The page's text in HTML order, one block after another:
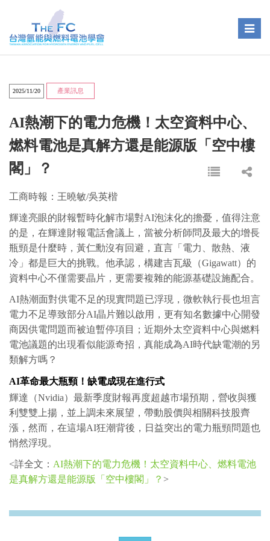
Toggle
2025/11/20 產業訊息
AI熱潮下的電力危機！太空資料中心、
燃料電池是真解方還是能源版「空中樓
閣」？
工商時報： 王曉敏/吳英楷
輝達亮眼的財報暫時化解市場對AI泡沫化的擔憂，值得注意
的是，在輝達財報電話會議上，當被分析師問及最大的增長
瓶頸是什麼時，黃仁勳沒有回避，直言「電力、散熱、液
冷」都是巨大的挑戰。他承認，構建吉瓦級（Gigawatt）的
資料中心不僅需要晶片，更需要複雜的能源基礎設施配合。
AI熱潮面對供電不足的現實問題已浮現，微軟執行長也坦言
電力不足導致部分AI晶片難以啟用，更有知名數據中心開發
商因供電問題而被迫暫停項目；近期外太空資料中心與燃料
電池議題的出現看似能源奇招，真能成為AI時代缺電潮的另
類解方嗎？
AI革命最大瓶頸！缺電成現在進行式
輝達（Nvidia）最新季度財報再度超越市場預期，營收與獲
利雙雙上揚，並上調未來展望，帶動股價與相關科技股齊
漲，然而，在這場AI狂潮背後，日益突出的電力瓶頸問題也
悄然浮現。
<詳全文： AI熱潮下的電力危機！太空資料中心、燃料電池
是真解方還是能源版「空中樓閣」？ >